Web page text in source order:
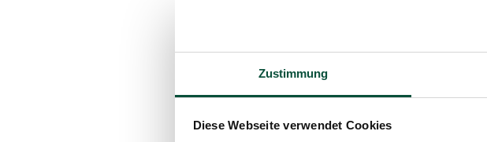
Zustimmung
Diese Webseite verwendet Cookies
Produktparameter